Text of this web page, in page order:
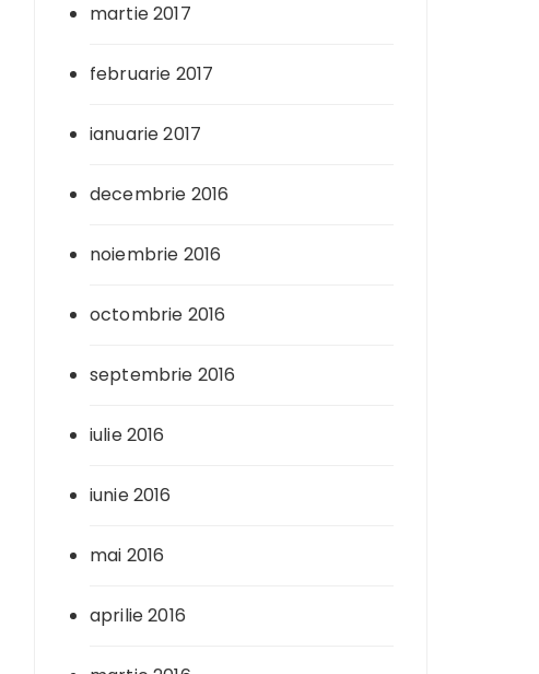
martie 2017
februarie 2017
ianuarie 2017
decembrie 2016
noiembrie 2016
octombrie 2016
septembrie 2016
iulie 2016
iunie 2016
mai 2016
aprilie 2016